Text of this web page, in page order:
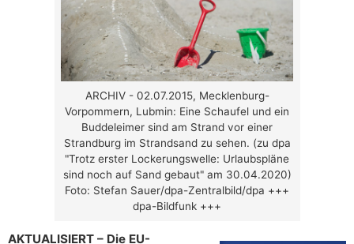
ARCHIV - 02.07.2015, Mecklenburg-
Vorpommern, Lubmin: Eine Schaufel und ein
Buddeleimer sind am Strand vor einer
Strandburg im Strandsand zu sehen. (zu dpa
"Trotz erster Lockerungswelle: Urlaubspläne
sind noch auf Sand gebaut" am 30.04.2020)
Foto: Stefan Sauer/dpa-Zentralbild/dpa +++
dpa-Bildfunk +++
AKTUALISIERT – Die EU-